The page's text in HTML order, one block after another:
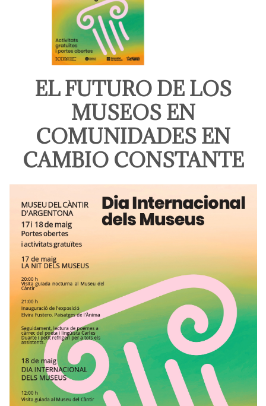
EL FUTURO DE LOS
MUSEOS EN
COMUNIDADES EN
CAMBIO CONSTANTE